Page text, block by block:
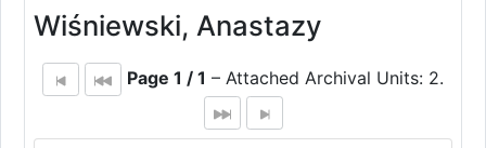
Wiśniewski, Anastazy
Page 1 / 1 – Attached Archival Units: 2.